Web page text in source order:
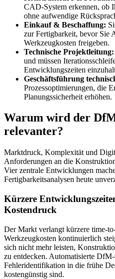
CAD-System erkennen, ob
ohne aufwendige
Einkauf & Beschaffung:
zur Fertigbarkeit, bevor Sie
Werkzeugkosten freigeben.
Technische Projektleitung:
und müssen
Entwicklungszeiten
Geschäftsführung
Prozessoptimierungen, die
Planungssicherheit erhöhen.
Warum wird der
relevanter?
Marktdruck, Komplexität und
Anforderungen an die
Vier zentrale Entwicklungen
Fertigbarkeitsanalysen heute
Kürzere
Kostendruck
Der Markt verlangt kürzere time-
Werkzeugkosten kontinuierlich
sich nicht mehr leisten,
zu entdecken. Automatisierte
Fehleridentifikation in die frühe
kostengünstig sind.